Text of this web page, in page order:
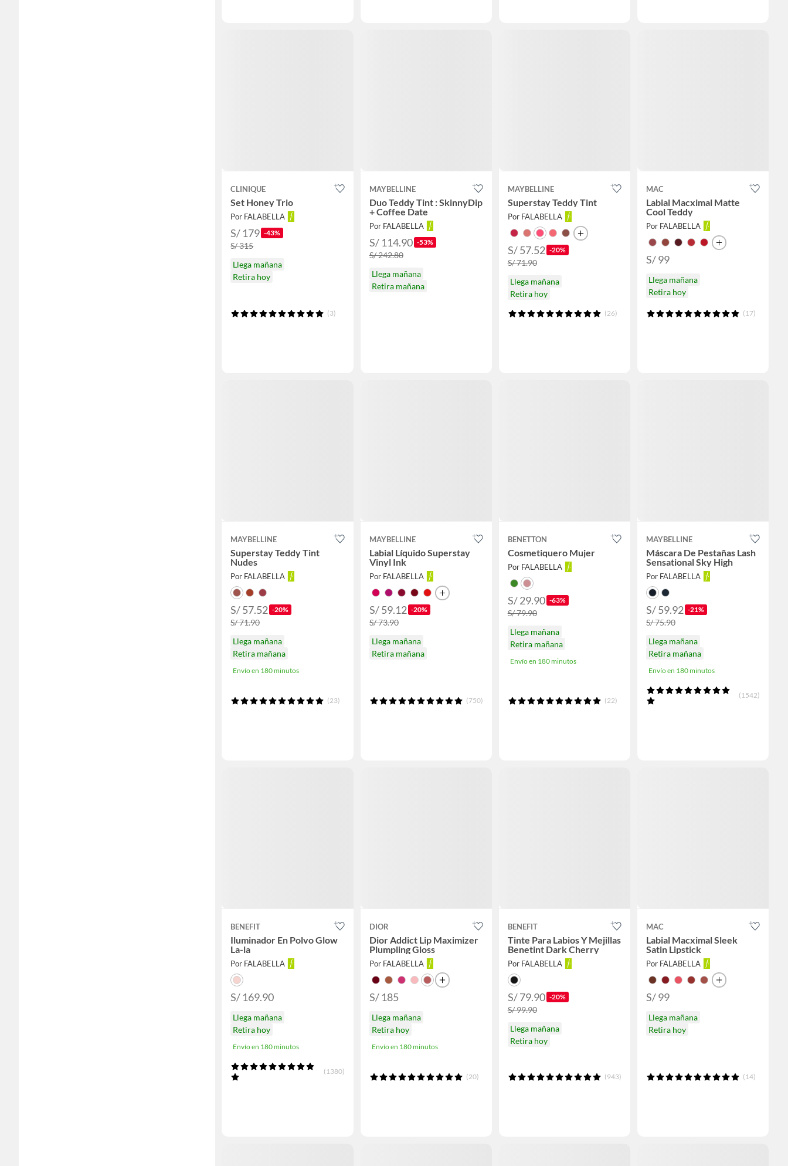
CLINIQUE
Set Honey Trio
Por FALABELLA
S/ 179 -43%
S/ 315
Llega mañana
Retira hoy
(3)
MAYBELLINE
Duo Teddy Tint : SkinnyDip
+ Coffee Date
Por FALABELLA
S/ 114.90 -53%
S/ 242.80
Llega mañana
Retira mañana
MAYBELLINE
Superstay Teddy Tint
Por FALABELLA
S/ 57.52 -20%
S/ 71.90
Llega mañana
Retira hoy
(26)
MAC
Labial Macximal Matte
Cool Teddy
Por FALABELLA
S/ 99
Llega mañana
Retira hoy
(17)
MAYBELLINE
Superstay Teddy Tint
Nudes
Por FALABELLA
S/ 57.52 -20%
S/ 71.90
Llega mañana
Retira mañana
Envío en 180 minutos
(23)
MAYBELLINE
Labial Líquido Superstay
Vinyl Ink
Por FALABELLA
S/ 59.12 -20%
S/ 73.90
Llega mañana
Retira mañana
(750)
BENETTON
Cosmetiquero Mujer
Por FALABELLA
S/ 29.90 -63%
S/ 79.90
Llega mañana
Retira mañana
Envío en 180 minutos
(22)
MAYBELLINE
Máscara De Pestañas Lash
Sensational Sky High
Por FALABELLA
S/ 59.92 -21%
S/ 75.90
Llega mañana
Retira mañana
Envío en 180 minutos
(1542)
BENEFIT
Iluminador En Polvo Glow
La-la
Por FALABELLA
S/ 169.90
Llega mañana
Retira hoy
Envío en 180 minutos
(1380)
DIOR
Dior Addict Lip Maximizer
Plumpling Gloss
Por FALABELLA
S/ 185
Llega mañana
Retira hoy
Envío en 180 minutos
(20)
BENEFIT
Tinte Para Labios Y Mejillas
Benetint Dark Cherry
Por FALABELLA
S/ 79.90 -20%
S/ 99.90
Llega mañana
Retira hoy
(943)
MAC
Labial Macximal Sleek
Satin Lipstick
Por FALABELLA
S/ 99
Llega mañana
Retira hoy
(14)